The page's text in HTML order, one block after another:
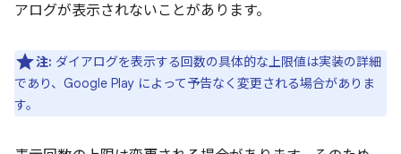
アログが表示されないことがあります。
注: ダイアログを表示する回数の具体的な上限値は実装の詳細
であり、Google Play によって予告なく変更される場合がありま
す。